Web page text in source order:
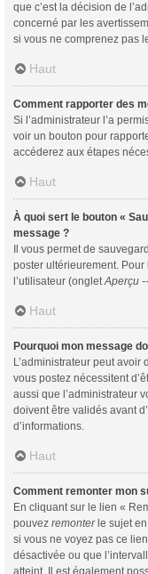
que c’est la décision de
concerné par les
si vous ne comprenez pas
Haut
Comment rapporter des
Si l’administrateur l’a
voir un bouton pour
accéderez aux étapes
Haut
À quoi sert le bouton «
message ?
Il vous permet de
poster ultérieurement.
l’utilisateur (ongletAperçu
Haut
Pourquoi mon message
L’administrateur peut
vous postez nécessitent
aussi que l’administrateur
doivent être validés avant
d’informations.
Haut
Comment remonter mon
En cliquant sur le lien «
pouvez remonterle sujet en
si vous ne voyez pas ce
désactivée ou que
atteint. Il est également